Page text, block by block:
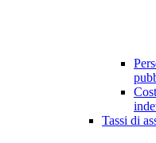
Tassi di